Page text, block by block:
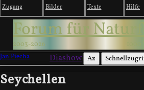
Zugang Bilder Texte Hilfe
Forum für
2003-2026
Jan Piecha
Diashow Az
Seychellen